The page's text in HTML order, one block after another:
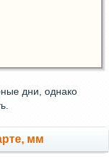
дни, однако
мм